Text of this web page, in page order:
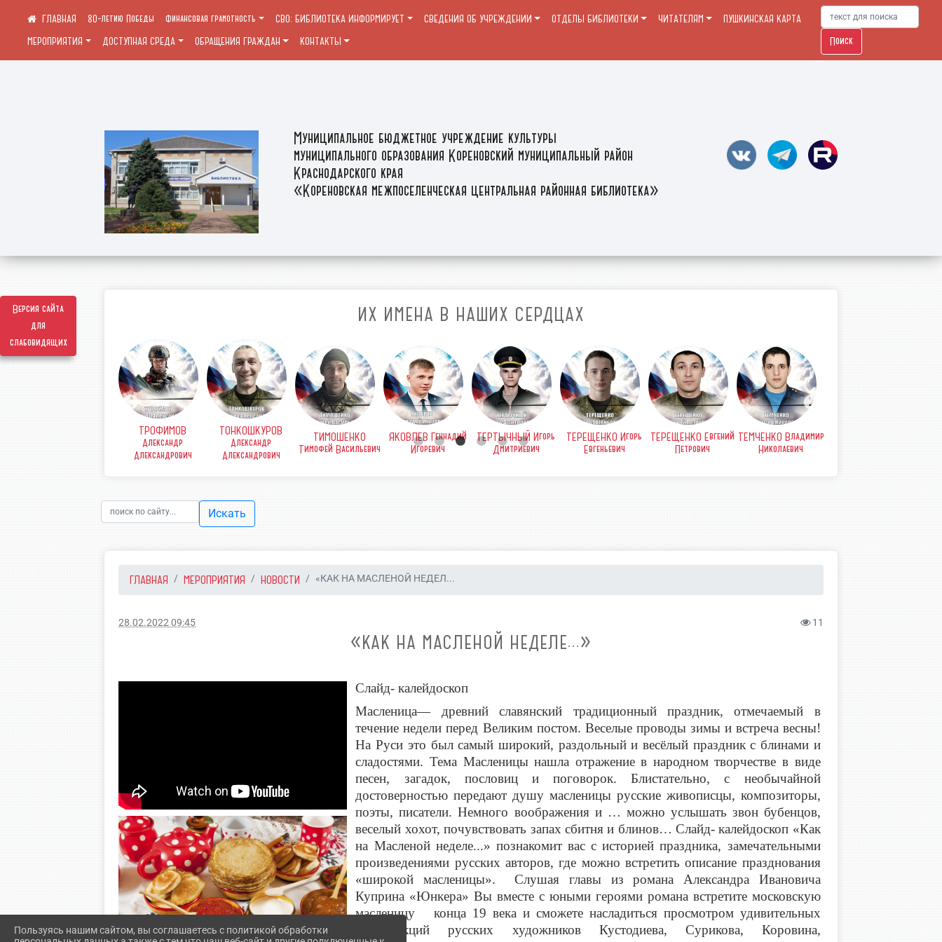
Версия сайта
для
слабовидящих
Муниципальное бюджетное учреждение культуры
муниципального образования Кореновский муниципальный район
Краснодарского края
«Кореновская межпоселенческая центральная районная библиотека»
80-летию Победы Финансовая грамотность СВО: БИБЛИОТЕКА ИНФОРМИРУЕТ СВЕДЕНИЯ ОБ УЧРЕЖДЕНИИ ОТДЕЛЫ БИБЛИОТЕКИ ЧИТАТЕЛЯМ
ПУШКИНСКАЯ КАРТА
МЕРОПРИЯТИЯ
ДОСТУПНАЯ СРЕДА ОБРАЩЕНИЯ ГРАЖДАН КОНТАКТЫ Поиск
ИХ ИМЕНА В НАШИХ СЕРДЦАХ
ТРОФИМОВ
Александр
Александрович
ТОНКОШКУРОВ
Александр
Александрович
ТИМОШЕНКО
Тимофей Васильевич
ЯКОВЛЕВ Геннадий
Игоревич
ТЕРТЫЧНЫЙ Игорь
Дмитриевич
ТЕРЕЩЕНКО Игорь
Евгеньевич
ТЕРЕЩЕНКО Евгений
Петрович
ТЕМЧЕНКО Владимир
Николаевич
Искать
ГЛАВНАЯ МЕРОПРИЯТИЯ НОВОСТИ «КАК НА МАСЛЕНОЙ НЕДЕЛ...
28.02.2022 09:45 11
«КАК НА МАСЛЕНОЙ НЕДЕЛЕ...»
Слайд- калейдоскоп
Масленица— древний славянский традиционный праздник, отмечаемый в
течение недели перед Великим постом. Веселые проводы зимы и встреча весны!
На Руси это был самый широкий, раздольный и весёлый праздник с блинами и
сладостями. Тема Масленицы нашла отражение в народном творчестве в виде
песен, загадок, пословиц и поговорок. Блистательно, с необычайной
достоверностью передают душу масленицы русские живописцы, композиторы,
поэты, писатели. Немного воображения и … можно услышать звон бубенцов,
веселый хохот, почувствовать запах сбитня и блинов… Слайд- калейдоскоп «Как
на Масленой неделе...» познакомит вас с историей праздника, замечательными
произведениями русских авторов, где можно встретить описание празднования
«широкой масленицы». Слушая главы из романа Александра Ивановича
Куприна «Юнкера» Вы вместе с юными героями романа встретите московскую
масленицу конца 19 века и сможете насладиться просмотром удивительных
репродукций русских художников Кустодиева, Сурикова, Коровина,
Пользуясь нашим сайтом, вы соглашаетесь с политикой обработки